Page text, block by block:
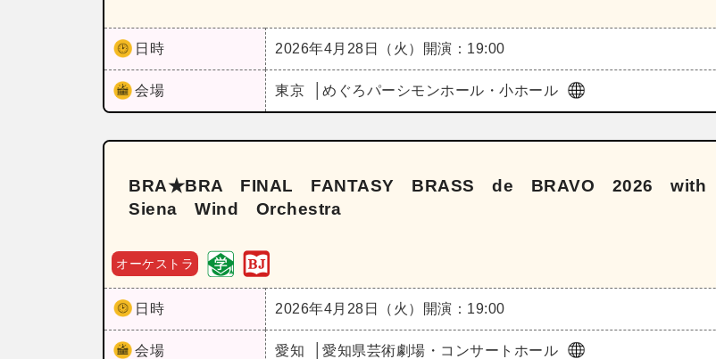
日時 2026年4月28日（火） 開演：19:00
会場 東京 めぐろパーシモンホール・小ホール
BRA★BRA FINAL FANTASY BRASS de BRAVO 2026 with
Siena Wind Orchestra
オーケストラ
日時 2026年4月28日（火） 開演：19:00
会場 愛知 愛知県芸術劇場・コンサートホール